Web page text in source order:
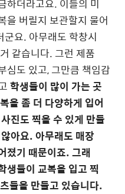
하더라고요. 이들의 미
을 버릴지 보관할지 물어
요. 아무래도 학창시
같습니다. 그런 제품
심도 있고, 그만큼 책임감
학생들이 많이 가는 곳
을 좀 더 다양하게 입어
진도 찍을 수 있게 만들
아요. 아무래도 매장
졌기 때문이죠. 그래
생들이 교복을 입고 찍
들을 만들고 있습니다.